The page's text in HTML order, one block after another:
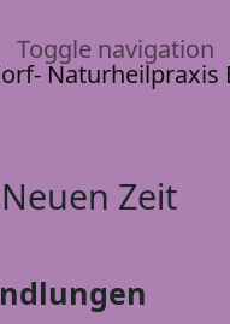
Toggle navigation
Zeit